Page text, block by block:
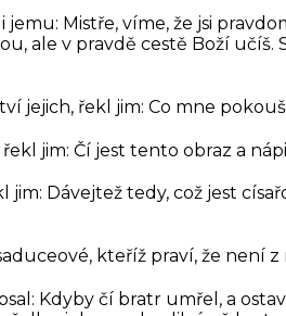
jemu: Mistře, víme, že jsi
ale v pravdě cestě Boží učíš.
jejich, řekl jim: Co mne
jim: Čí jest tento obraz a
jim: Dávejtež tedy, což jest
kteříž praví, že není
Kdyby čí bratr umřel, a